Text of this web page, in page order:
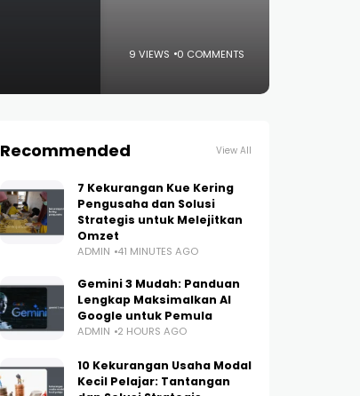
9 VIEWS 0 COMMENTS
Recommended View All
7 Kekurangan Kue Kering
Pengusaha dan Solusi
Strategis untuk Melejitkan
Omzet
ADMIN 41 MINUTES AGO
Gemini 3 Mudah: Panduan
Lengkap Maksimalkan AI
Google untuk Pemula
ADMIN 2 HOURS AGO
10 Kekurangan Usaha Modal
Kecil Pelajar: Tantangan